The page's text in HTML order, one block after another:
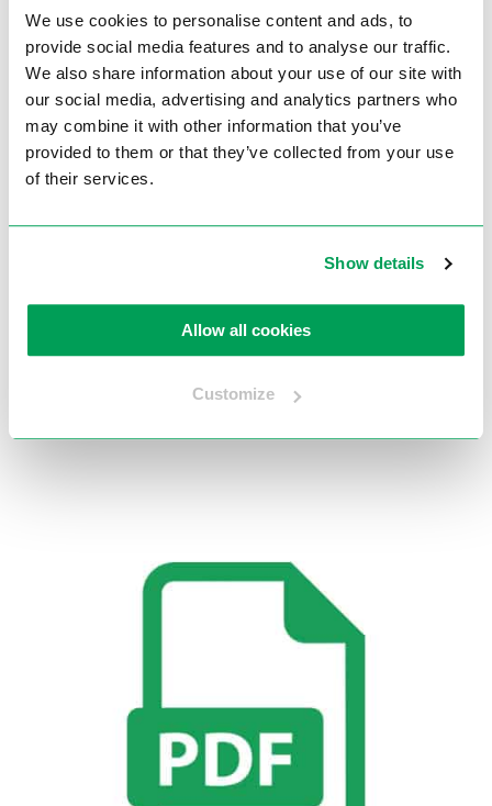
We use cookies to personalise content and ads, to
provide social media features and to analyse our traffic.
We also share information about your use of our site with
our social media, advertising and analytics partners who
may combine it with other information that you’ve
provided to them or that they’ve collected from your use
of their services.
Show details
Allow all cookies
Customize
Max. freescapaciteit ALU mm
0 – 20C
Max. freescapaciteit ST40 mm
0 – 20C
Motorvermogen
6 kW
Voltage
3Ph /400Volt
Toeren RPM